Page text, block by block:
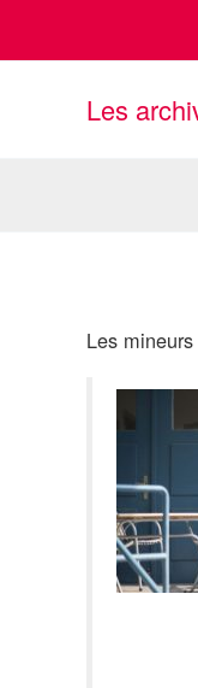
contenu
Les
Les